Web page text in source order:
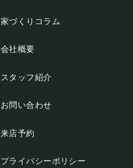
家づくりコラム
会社概要
スタッフ紹介
お問い合わせ
来店予約
プライバシーポリシー